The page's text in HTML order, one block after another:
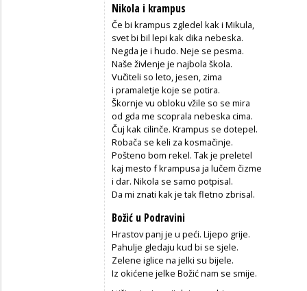
Nikola i krampus
Če bi krampus zgledel kak i Mikula,
svet bi bil lepi kak dika nebeska.
Negda je i hudo. Neje se pesma.
Naše živlenje je najbola škola.
Vučiteli so leto, jesen, zima
i pramaletje koje se potira.
Škornje vu obloku vžile so se mira
od gda me scoprala nebeska cima.
Čuj kak cilinče. Krampus se dotepel.
Robača se keli za kosmačinje.
Pošteno bom rekel. Tak je preletel
kaj mesto f krampusa ja lučem čizme
i dar. Nikola se samo potpisal.
Da mi znati kak je tak fletno zbrisal.
Božić u Podravini
Hrastov panj je u peći. Lijepo grije.
Pahulje gledaju kud bi se sjele.
Zelene iglice na jelki su bijele.
Iz okićene jelke Božić nam se smije.